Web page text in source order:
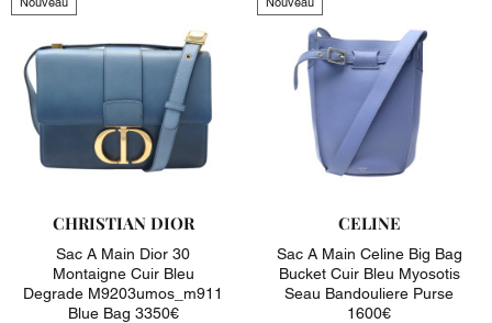
CHRISTIAN DIOR
Sac A Main Dior 30
Montaigne Cuir Bleu
Degrade M9203umos_m911
Blue Bag 3350€
CELINE
Sac A Main Celine Big Bag
Bucket Cuir Bleu Myosotis
Seau Bandouliere Purse
1600€